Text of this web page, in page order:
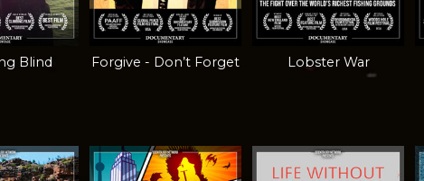
Blind Forgive - Don’t Forget Lobster War